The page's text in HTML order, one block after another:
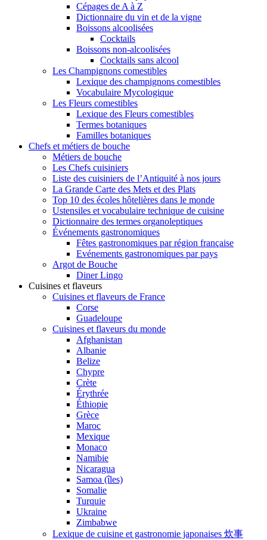
Cépages de A à Z
Dictionnaire du vin et de la vigne
Boissons alcoolisées
Cocktails
Boissons non-alcoolisées
Cocktails sans alcool
Les Champignons comestibles
Lexique des champignons comestibles
Vocabulaire Mycologique
Les Fleurs comestibles
Lexique des Fleurs comestibles
Termes botaniques
Familles botaniques
Chefs et métiers de bouche
Métiers de bouche
Les Chefs cuisiniers
Liste des cuisiniers de l’Antiquité à nos jours
La Grande Carte des Mets et des Plats
Top 10 des écoles hôtelières dans le monde
Ustensiles et vocabulaire technique de cuisine
Dictionnaire des termes organoleptiques
Événements gastronomiques
Fêtes gastronomiques par région française
Evénements gastronomiques par pays
Argot de Bouche
Diner Lingo
Cuisines et flaveurs
Cuisines et flaveurs de France
Corse
Guadeloupe
Cuisines et flaveurs du monde
Afghanistan
Albanie
Belize
Chypre
Crète
Érythrée
Éthiopie
Grèce
Maroc
Mexique
Monaco
Namibie
Nicaragua
Samoa (îles)
Somalie
Turquie
Ukraine
Zimbabwe
Lexique de cuisine et gastronomie japonaises 炊事